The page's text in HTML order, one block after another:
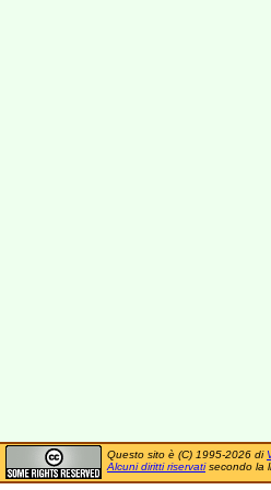
Questo sito è (C) 1995-2026 di
Alcuni diritti riservatisecondo la